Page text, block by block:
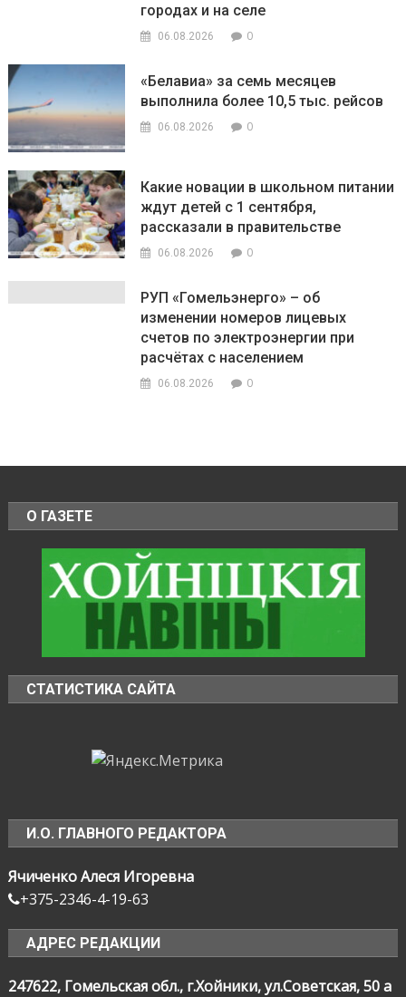
городах и на селе
06.08.2026 0
«Белавиа» за семь месяцев
выполнила более 10,5 тыс. рейсов
06.08.2026 0
Какие новации в школьном питании
ждут детей с 1 сентября,
рассказали в правительстве
06.08.2026 0
РУП «Гомельэнерго» – об
изменении номеров лицевых
счетов по электроэнергии при
расчётах с населением
06.08.2026 0
О ГАЗЕТЕ
СТАТИСТИКА САЙТА
И.О. ГЛАВНОГО РЕДАКТОРА
Ячиченко Алеся Игоревна
+375-2346-4-19-63
АДРЕС РЕДАКЦИИ
247622, Гомельская обл., г.Хойники, ул.Советская, 50 а